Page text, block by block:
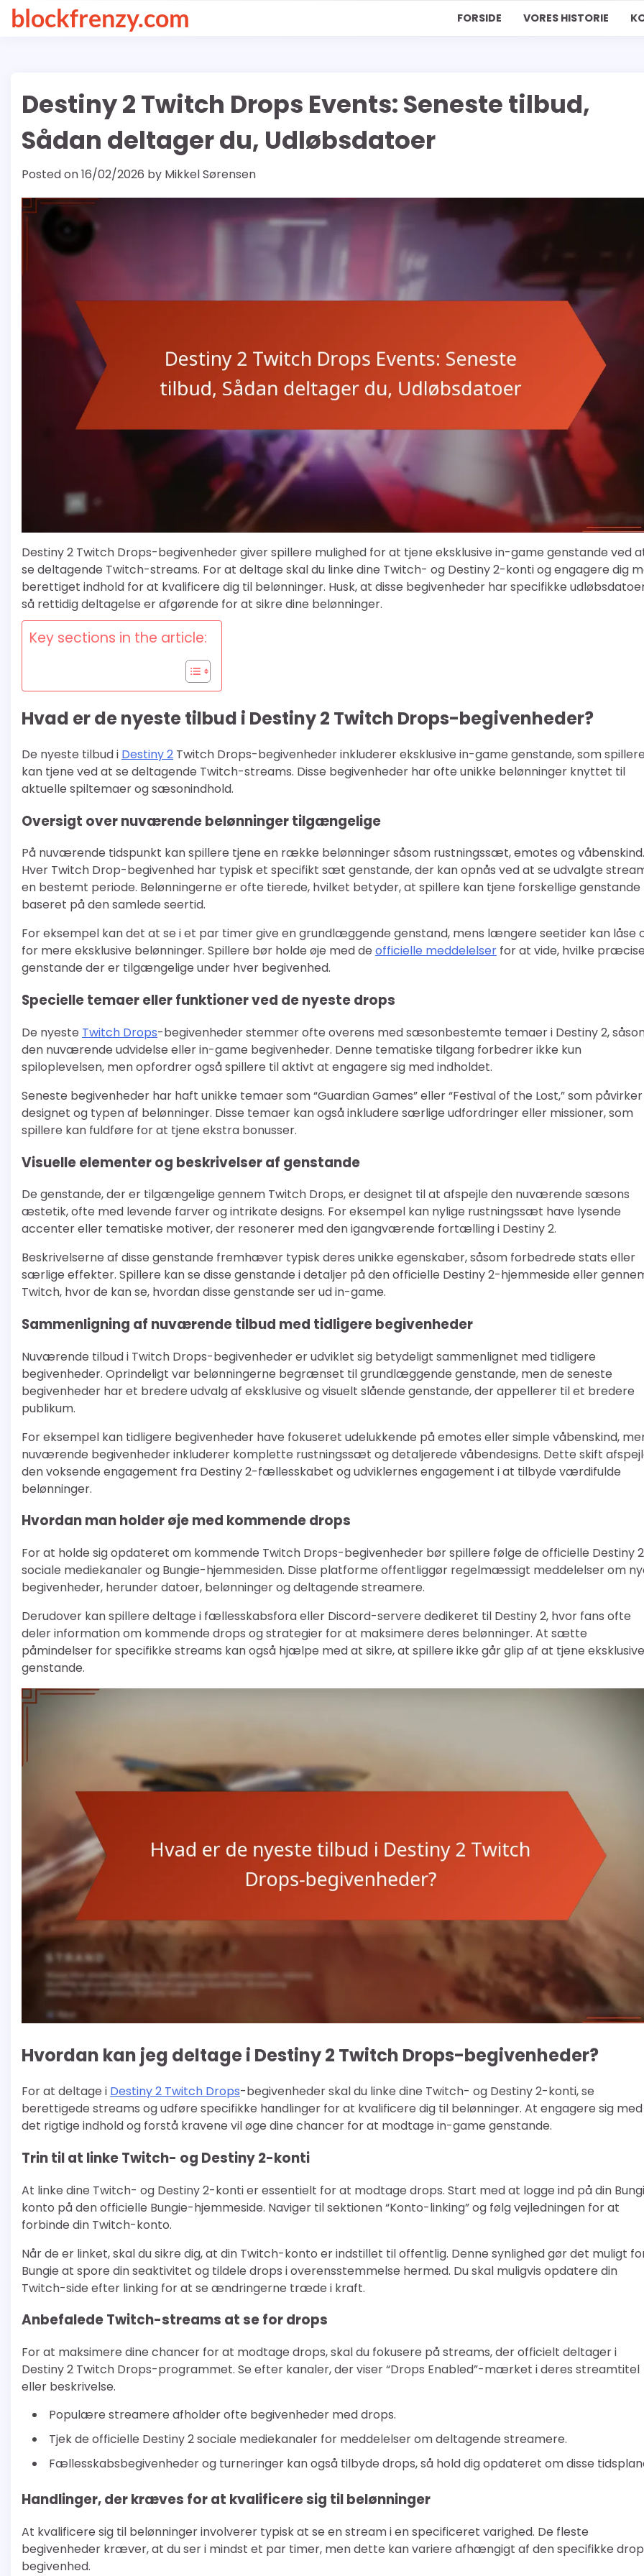
Skipblockfrenzy.com FORSIDE VORES HISTORIE
Destiny 2 Twitch Drops Events: Seneste tilbud,
Sådan deltager du, Udløbsdatoer
Posted on16/02/2026 by Mikkel Sørensen
Destiny 2 Twitch Drops-begivenheder giver spillere mulighed for at tjene eksklusive in-game genstande ved
se deltagende Twitch-streams. For at deltage skal du linke dine Twitch- og Destiny 2-konti og engagere dig
berettiget indhold for at kvalificere dig til belønninger. Husk, at disse begivenheder har specifikke
så rettidig deltagelse er afgørende for at sikre dine belønninger.
Key sections in the article:
Hvad er de nyeste tilbud i Destiny 2 Twitch Drops-begivenheder?
De nyeste tilbud i Destiny 2 Twitch Drops-begivenheder inkluderer eksklusive in-game genstande, som
kan tjene ved at se deltagende Twitch-streams. Disse begivenheder har ofte unikke belønninger knyttet til
aktuelle spiltemaer og sæsonindhold.
Oversigt over nuværende belønninger tilgængelige
På nuværende tidspunkt kan spillere tjene en række belønninger såsom rustningssæt, emotes og våbenskind.
Hver Twitch Drop-begivenhed har typisk et specifikt sæt genstande, der kan opnås ved at se udvalgte
en bestemt periode. Belønningerne er ofte tierede, hvilket betyder, at spillere kan tjene forskellige genstande
baseret på den samlede seertid.
For eksempel kan det at se i et par timer give en grundlæggende genstand, mens længere seetider kan låse
for mere eksklusive belønninger. Spillere bør holde øje med de officielle meddelelser for at vide, hvilke
genstande der er tilgængelige under hver begivenhed.
Specielle temaer eller funktioner ved de nyeste drops
De nyeste Twitch Drops-begivenheder stemmer ofte overens med sæsonbestemte temaer i Destiny 2,
den nuværende udvidelse eller in-game begivenheder. Denne tematiske tilgang forbedrer ikke kun
spiloplevelsen, men opfordrer også spillere til aktivt at engagere sig med indholdet.
Seneste begivenheder har haft unikke temaer som “Guardian Games” eller “Festival of the Lost,” som påvirker
designet og typen af belønninger. Disse temaer kan også inkludere særlige udfordringer eller missioner, som
spillere kan fuldføre for at tjene ekstra bonusser.
Visuelle elementer og beskrivelser af genstande
De genstande, der er tilgængelige gennem Twitch Drops, er designet til at afspejle den nuværende sæsons
æstetik, ofte med levende farver og intrikate designs. For eksempel kan nylige rustningssæt have lysende
accenter eller tematiske motiver, der resonerer med den igangværende fortælling i Destiny 2.
Beskrivelserne af disse genstande fremhæver typisk deres unikke egenskaber, såsom forbedrede stats eller
særlige effekter. Spillere kan se disse genstande i detaljer på den officielle Destiny 2-hjemmeside eller
Twitch, hvor de kan se, hvordan disse genstande ser ud in-game.
Sammenligning af nuværende tilbud med tidligere begivenheder
Nuværende tilbud i Twitch Drops-begivenheder er udviklet sig betydeligt sammenlignet med tidligere
begivenheder. Oprindeligt var belønningerne begrænset til grundlæggende genstande, men de seneste
begivenheder har et bredere udvalg af eksklusive og visuelt slående genstande, der appellerer til et bredere
publikum.
For eksempel kan tidligere begivenheder have fokuseret udelukkende på emotes eller simple våbenskind,
nuværende begivenheder inkluderer komplette rustningssæt og detaljerede våbendesigns. Dette skift
den voksende engagement fra Destiny 2-fællesskabet og udviklernes engagement i at tilbyde værdifulde
belønninger.
Hvordan man holder øje med kommende drops
For at holde sig opdateret om kommende Twitch Drops-begivenheder bør spillere følge de officielle Destiny 2
sociale mediekanaler og Bungie-hjemmesiden. Disse platforme offentliggør regelmæssigt meddelelser om
begivenheder, herunder datoer, belønninger og deltagende streamere.
Derudover kan spillere deltage i fællesskabsfora eller Discord-servere dedikeret til Destiny 2, hvor fans ofte
deler information om kommende drops og strategier for at maksimere deres belønninger. At sætte
påmindelser for specifikke streams kan også hjælpe med at sikre, at spillere ikke går glip af at tjene eksklusive
genstande.
Hvordan kan jeg deltage i Destiny 2 Twitch Drops-begivenheder?
For at deltage i Destiny 2 Twitch Drops-begivenheder skal du linke dine Twitch- og Destiny 2-konti, se
berettigede streams og udføre specifikke handlinger for at kvalificere dig til belønninger. At engagere sig med
det rigtige indhold og forstå kravene vil øge dine chancer for at modtage in-game genstande.
Trin til at linke Twitch- og Destiny 2-konti
At linke dine Twitch- og Destiny 2-konti er essentielt for at modtage drops. Start med at logge ind på din
konto på den officielle Bungie-hjemmeside. Naviger til sektionen “Konto-linking” og følg vejledningen for at
forbinde din Twitch-konto.
Når de er linket, skal du sikre dig, at din Twitch-konto er indstillet til offentlig. Denne synlighed gør det muligt
Bungie at spore din seaktivitet og tildele drops i overensstemmelse hermed. Du skal muligvis opdatere din
Twitch-side efter linking for at se ændringerne træde i kraft.
Anbefalede Twitch-streams at se for drops
For at maksimere dine chancer for at modtage drops, skal du fokusere på streams, der officielt deltager i
Destiny 2 Twitch Drops-programmet. Se efter kanaler, der viser “Drops Enabled”-mærket i deres streamtitel
eller beskrivelse.
Populære streamere afholder ofte begivenheder med drops.
Tjek de officielle Destiny 2 sociale mediekanaler for meddelelser om deltagende streamere.
Fællesskabsbegivenheder og turneringer kan også tilbyde drops, så hold dig opdateret om disse
Handlinger, der kræves for at kvalificere sig til belønninger
At kvalificere sig til belønninger involverer typisk at se en stream i en specificeret varighed. De fleste
begivenheder kræver, at du ser i mindst et par timer, men dette kan variere afhængigt af den specifikke
begivenhed.